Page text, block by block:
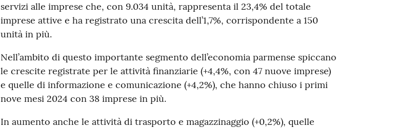
servizi alle imprese che, con 9.034 unità, rappresenta il 23,4% del totale
imprese attive e ha registrato una crescita dell’1,7%, corrispondente a 150
unità in più.
Nell’ambito di questo importante segmento dell’economia parmense spiccano
le crescite registrate per le attività finanziarie (+4,4%, con 47 nuove imprese)
e quelle di informazione e comunicazione (+4,2%), che hanno chiuso i primi
nove mesi 2024 con 38 imprese in più.
In aumento anche le attività di trasporto e magazzinaggio (+0,2%), quelle